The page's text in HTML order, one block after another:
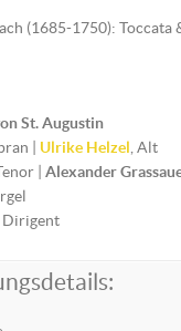
(1685-1750): Toccata
St. Augustin
| Ulrike Helzel , Alt
| Alexander
, Dirigent